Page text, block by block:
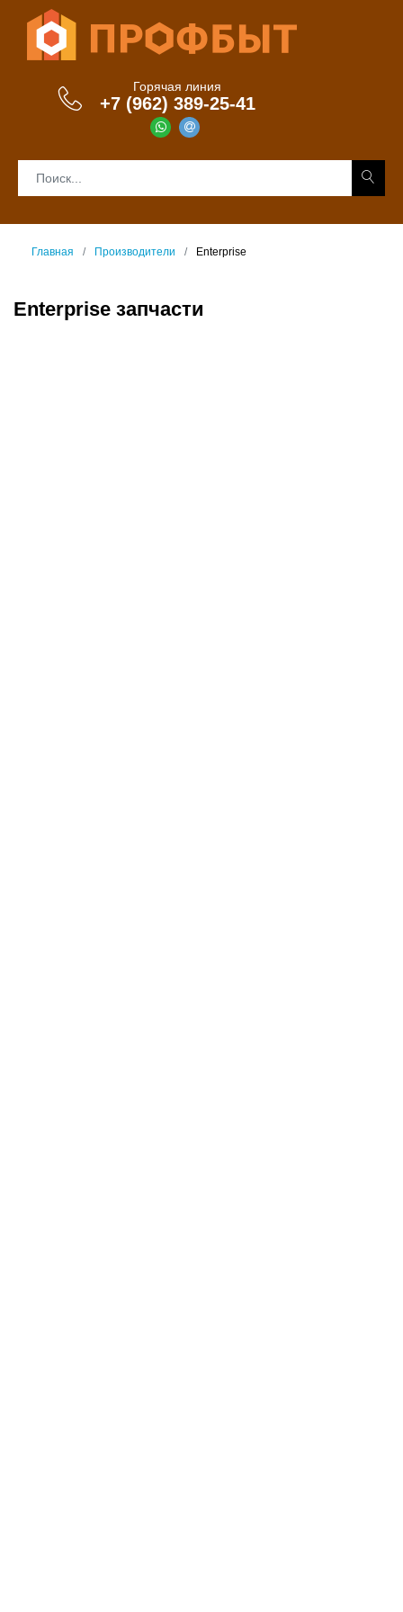
Горячая линия
+7 (962) 389-25-41
Главная Производители Enterprise
Enterprise запчасти